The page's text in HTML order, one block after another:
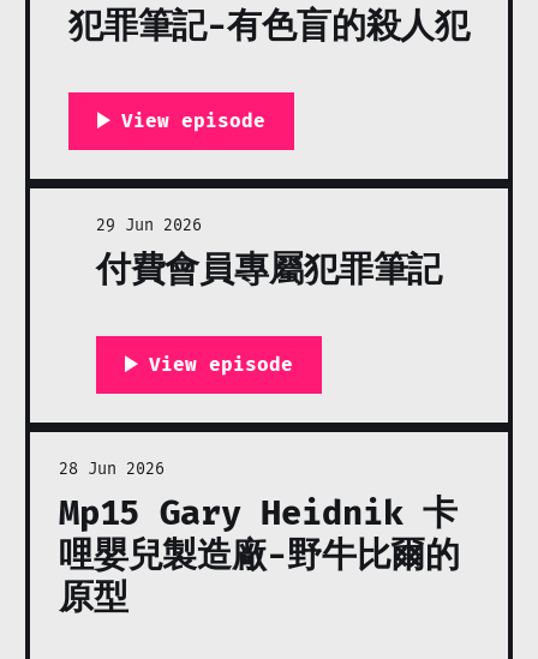
犯罪筆記-有色盲的殺人犯
付費會員專屬犯罪筆記
29 Jun 2026
Mp15 Gary Heidnik 卡
哩嬰兒製造廠-野牛比爾的
原型
28 Jun 2026